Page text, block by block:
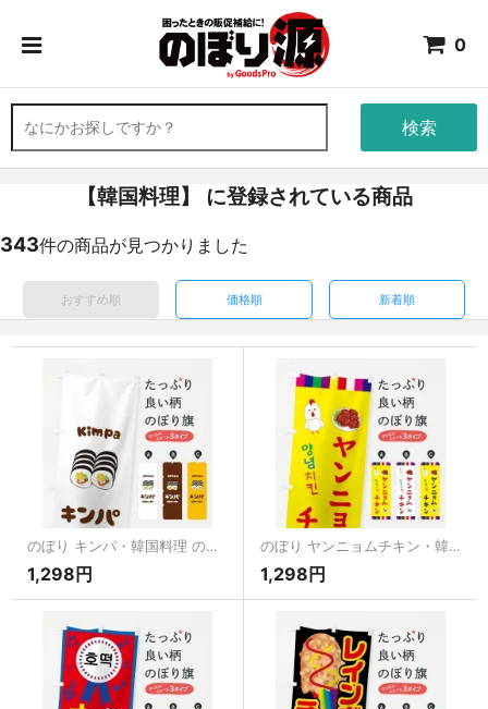
0
検索
【韓国料理】 に登録されている商品
343件の商品が見つかりました
おすすめ順 価格順 新着順
のぼり キンパ・韓国料理 のぼり旗
1,298円
のぼり ヤンニョムチキン・韓国料理 のぼり旗
1,298円